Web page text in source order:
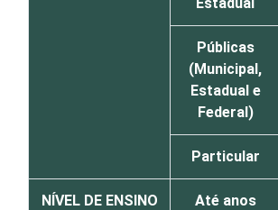
Públicas
(Municipal,
Estadual e
Federal)
Particular
NÍVEL DE ENSINO
Até anos